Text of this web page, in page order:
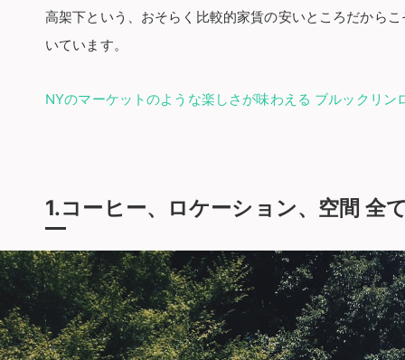
高架下という、おそらく比較的家賃の安いところだから
いています。
NYのマーケットのような楽しさが味わえる ブルックリ
1.コーヒー、ロケーション、空間 全